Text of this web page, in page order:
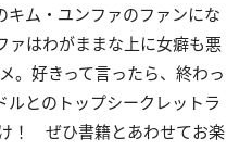
キム・ユンファのファンにな
ァはわがままな上に女癖も悪
好きって言ったら、終わっ
とのトップシークレットラ
！ ぜひ書籍とあわせてお楽